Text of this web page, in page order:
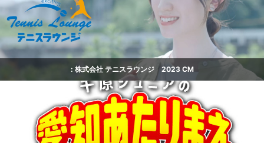
: 株式会社 テニスラウンジ 2023 CM